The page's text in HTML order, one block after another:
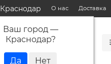
Краснодар
Ваш город —
Краснодар?
О нас Доставка
КАТАЛОГ